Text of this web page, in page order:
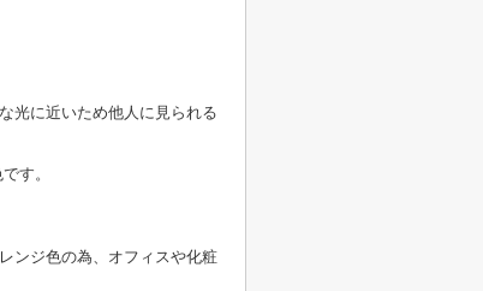
光に近いため他人に見られる
す。
ンジ色の為、オフィスや化粧